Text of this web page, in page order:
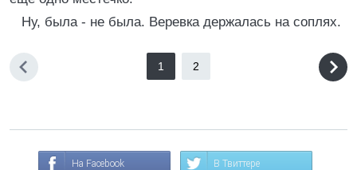
Ну, была - не была. Веревка держалась на соплях.
1 2
На Facebook В Твиттере